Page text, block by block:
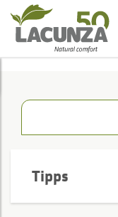
Tipps